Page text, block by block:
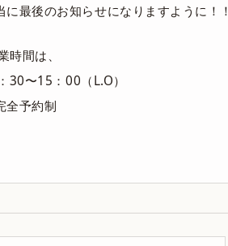
に最後のお知らせになりますように！！
間は、
〜15：00（L.O）
予約制